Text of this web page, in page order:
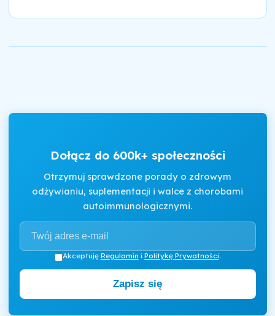
Dołącz do 600k+ społeczności
Otrzymuj sprawdzone porady o zdrowym
odżywianiu, suplementacji i walce z chorobami
autoimmunologicznymi.
Akceptuję Regulamin i Politykę Prywatności.
Zapisz się